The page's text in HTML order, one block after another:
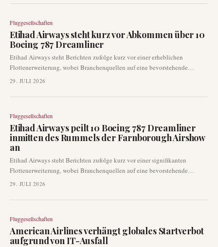
kontinuierlichen Flottenentwicklungspläne der Fluggesellschaft
Fluggesellschaften
Etihad Airways steht kurz vor Abkommen über 10
Boeing 787 Dreamliner
Etihad Airways steht Berichten zufolge kurz vor einer erheblichen
Flottenerweiterung, wobei Branchenquellen auf eine bevorstehende
Bestellung von 10 Boeing 787 Großraumflugzeugen hindeuten. Eine
Farnborough Airshow erfolgen. Diese Entwicklung markiert einen
Auswirkungen auf Boeings Auftragsbücher.
29. JULI 2026
Fluggesellschaften
Etihad Airways peilt 10 Boeing 787 Dreamliner
inmitten des Rummels der Farnborough Airshow
an
Etihad Airways steht Berichten zufolge kurz vor einer signifikanten
Flottenerweiterung, wobei Branchenquellen auf eine bevorstehende
Bestellung von 10 Boeing 787 Großraumjets hinweisen. Diese potenzielle
offiziell bekannt gegeben werden, was das anhaltende Engagement der
unterstreicht. Der Schritt verdeutlicht die anhaltende Dynamik auf dem
globalen Luftfahrtmarkt.
29. JULI 2026
Fluggesellschaften
American Airlines verhängt globales Startverbot
aufgrund von IT-Ausfall